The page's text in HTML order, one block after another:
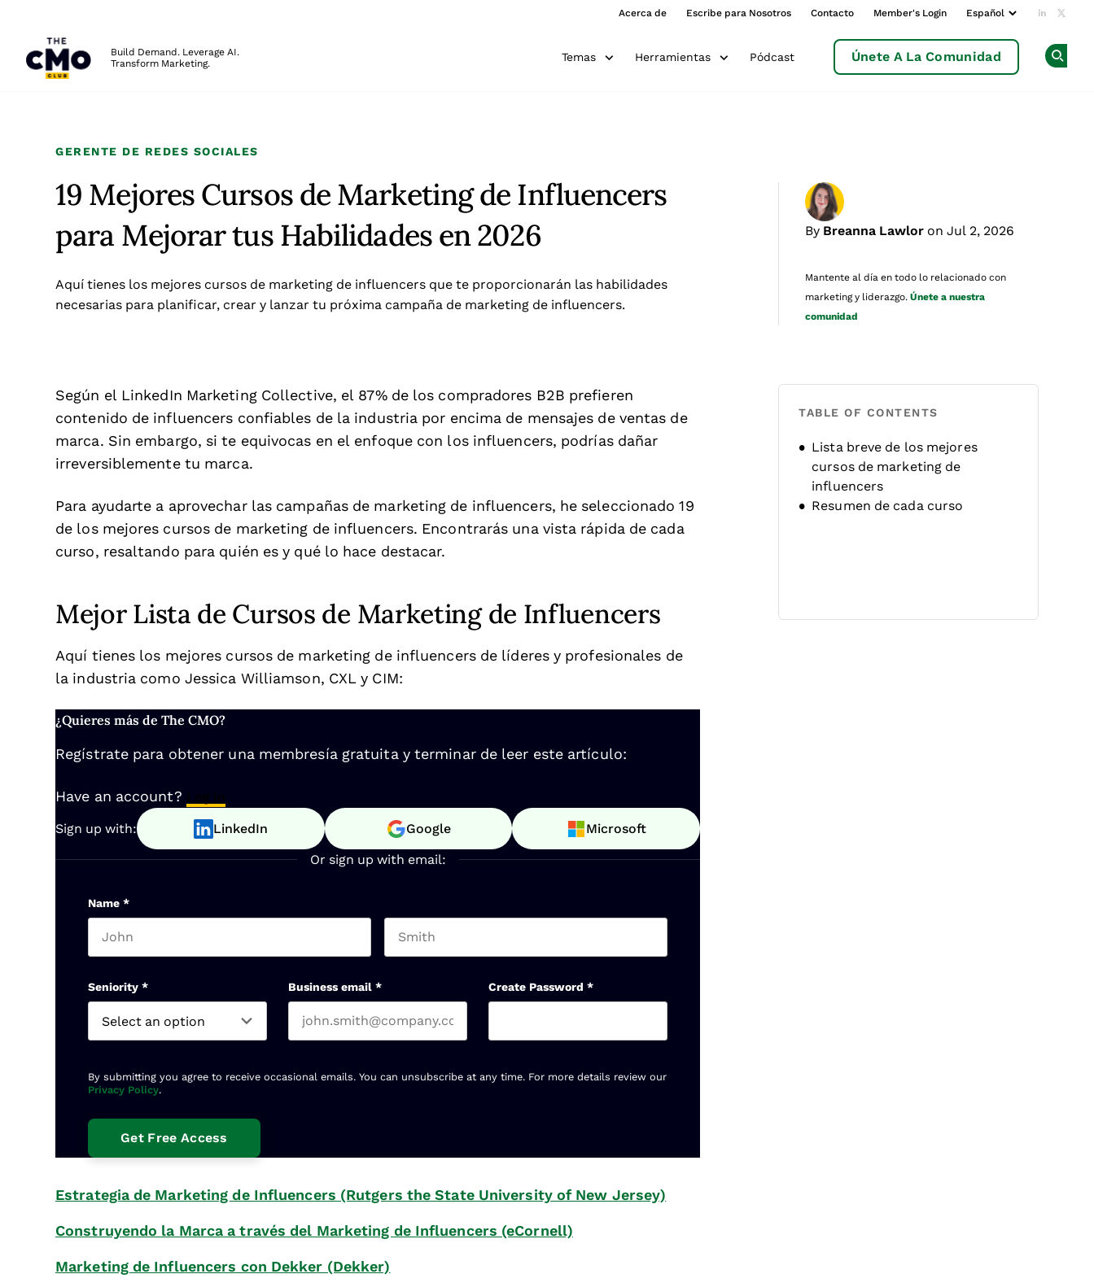
Acerca de Escribe para Nosotros Contacto Member's Login Add us
Build Demand. Leverage AI.
Transform Marketing.
Temas Herramientas Pódcast Únete A La Comunidad
GERENTE DE REDES SOCIALES
19 Mejores Cursos de Marketing de Influencers
para Mejorar tus Habilidades en 2026
By Breanna Lawlor on Jul 2, 2026
Mantente al día en todo lo relacionado con
marketing y liderazgo. Únete a nuestra
comunidad
Aquí tienes los mejores cursos de marketing de influencers que te proporcionarán las habilidades
necesarias para planificar, crear y lanzar tu próxima campaña de marketing de influencers.
Según el LinkedIn Marketing Collective, el 87% de los compradores B2B prefieren
contenido de influencers confiables de la industria por encima de mensajes de ventas de
marca. Sin embargo, si te equivocas en el enfoque con los influencers, podrías dañar
irreversiblemente tu marca.
Para ayudarte a aprovechar las campañas de marketing de influencers, he seleccionado 19
de los mejores cursos de marketing de influencers. Encontrarás una vista rápida de cada
curso, resaltando para quién es y qué lo hace destacar.
Mejor Lista de Cursos de Marketing de Influencers
Aquí tienes los mejores cursos de marketing de influencers de líderes y profesionales de
la industria como Jessica Williamson, CXL y CIM:
¿Quieres más de The CMO?
Regístrate para obtener una membresía gratuita y terminar de leer este artículo:
Have an account? Log In
Sign up with: LinkedIn Google Microsoft
Or sign up with email:
Name *
Seniority * Business email * Create Password *
By submitting you agree to receive occasional emails. You can unsubscribe at any time. For more details review our
Privacy Policy.
Estrategia de Marketing de Influencers (Rutgers the State University of New Jersey)
Construyendo la Marca a través del Marketing de Influencers (eCornell)
Marketing de Influencers con Dekker (Dekker)
TABLE OF CONTENTS
Lista breve de los mejores
cursos de marketing de
influencers
Resumen de cada curso